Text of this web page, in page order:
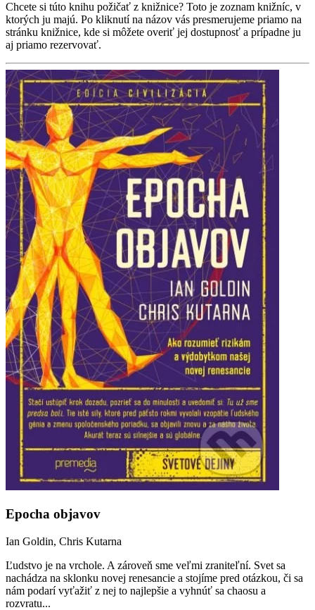
Chcete si túto knihu požičať z knižnice? Toto je zoznam knižníc, v
ktorých ju majú. Po kliknutí na názov vás presmerujeme priamo na
stránku knižnice, kde si môžete overiť jej dostupnosť a prípadne ju
aj priamo rezervovať.
Epocha objavov
Ian Goldin, Chris Kutarna
Ľudstvo je na vrchole. A zároveň sme veľmi zraniteľní. Svet sa
nachádza na sklonku novej renesancie a stojíme pred otázkou, či sa
nám podarí vyťažiť z nej to najlepšie a vyhnúť sa chaosu a
rozvratu...